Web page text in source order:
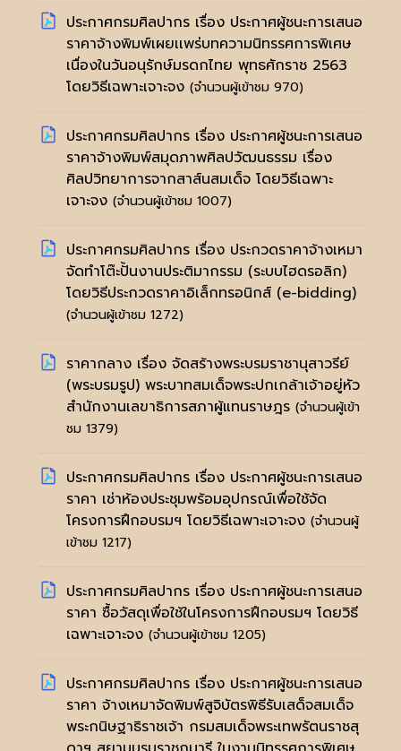
ประกาศกรมศิลปากร เรื่อง ประกาศผู้ชนะการเสนอ
ราคาจ้างพิมพ์เผยเเพร่บทความนิทรรศการพิเศษ
เนื่องในวันอนุรักษ์มรดกไทย พุทธศักราช 2563
โดยวิธีเฉพาะเจาะจง (จำนวนผู้เข้าชม 970)
ประกาศกรมศิลปากร เรื่อง ประกาศผู้ชนะการเสนอ
ราคาจ้างพิมพ์สมุดภาพศิลปวัฒนธรรม เรื่อง
ศิลปวิทยาการจากสาส์นสมเด็จ โดยวิธีเฉพาะ
เจาะจง (จำนวนผู้เข้าชม 1007)
ประกาศกรมศิลปากร เรื่อง ประกวดราคาจ้างเหมา
จัดทำโต๊ะปั้นงานประติมากรรม (ระบบไฮดรอลิก)
โดยวิธีประกวดราคาอิเล็กทรอนิกส์ (e-bidding)
(จำนวนผู้เข้าชม 1272)
ราคากลาง เรื่อง จัดสร้างพระบรมราชานุสาวรีย์
(พระบรมรูป) พระบาทสมเด็จพระปกเกล้าเจ้าอยู่หัว
สำนักงานเลขาธิการสภาผู้แทนราษฎร (จำนวนผู้เข้า
ชม 1379)
ประกาศกรมศิลปากร เรื่อง ประกาศผู้ชนะการเสนอ
ราคา เช่าห้องประชุมพร้อมอุปกรณ์เพื่อใช้จัด
โครงการฝึกอบรมฯ โดยวิธีเฉพาะเจาะจง (จำนวนผู้
เข้าชม 1217)
ประกาศกรมศิลปากร เรื่อง ประกาศผู้ชนะการเสนอ
ราคา ซื้อวัสดุเพื่อใช้ในโครงการฝึกอบรมฯ โดยวิธี
เฉพาะเจาะจง (จำนวนผู้เข้าชม 1205)
ประกาศกรมศิลปากร เรื่อง ประกาศผู้ชนะการเสนอ
ราคา จ้างเหมาจัดพิมพ์สูจิบัตรพิธีรับเสด็จสมเด็จ
พระกนิษฐาธิราชเจ้า กรมสมเด็จพระเทพรัตนราชสุ